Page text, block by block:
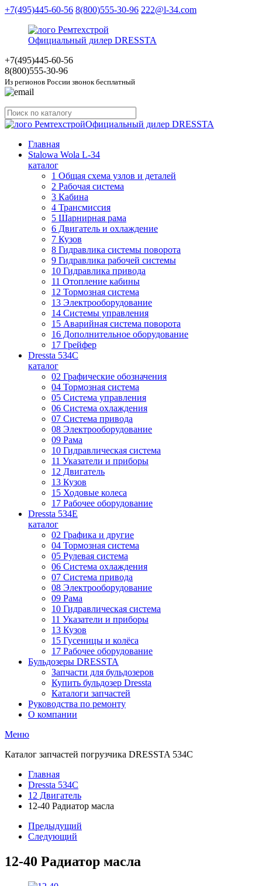
+7(495)445-60-56 8(800)555-30-96 222@l-34.com
Официальный дилер DRESSTA
+7(495)445-60-56
8(800)555-30-96
Из регионов России звонок бесплатный
Официальный дилер DRESSTA
Главная
Stalowa Wola L-34
каталог
1 Общая схема узлов и деталей
2 Рабочая система
3 Кабина
4 Трансмиссия
5 Шарнирная рама
6 Двигатель и охлаждение
7 Кузов
8 Гидравлика системы поворота
9 Гидравлика рабочей системы
10 Гидравлика привода
11 Отопление кабины
12 Тормозная система
13 Электрооборудование
14 Системы управления
15 Аварийная система поворота
16 Дополнительное оборудование
17 Грейфер
Dressta 534C
каталог
02 Графические обозначения
04 Тормозная система
05 Система управления
06 Система охлаждения
07 Система привода
08 Электрооборудование
09 Рама
10 Гидравлическая система
11 Указатели и приборы
12 Двигатель
13 Кузов
15 Ходовые колеса
17 Рабочее оборудование
Dressta 534E
каталог
02 Графика и другие
04 Тормозная система
05 Рулевая система
06 Система охлаждения
07 Система привода
08 Электрооборудование
09 Рама
10 Гидравлическая система
11 Указатели и приборы
13 Кузов
15 Гусеницы и колёса
17 Рабочее оборудование
Бульдозеры DRESSTA
Запчасти для бульдозеров
Купить бульдозер Dressta
Каталоги запчастей
Руководства по ремонту
О компании
Меню
Каталог запчастей погрузчика DRESSTA 534C
Главная
Dressta 534C
12 Двигатель
12-40 Радиатор масла
Предыдущий
Следующий
12-40 Радиатор масла